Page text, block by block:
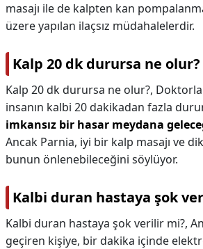
masajı ile de kalpten kan
üzere yapılan ilaçsız müdahalelerdir.
Kalp 20 dk durursa ne olur?
Kalp 20 dk durursa ne olur?,
insanın kalbi 20 dakikadan fazla
imkansız bir hasar meydana
Ancak Parnia, iyi bir kalp masajı ve
bunun önlenebileceğini söylüyor.
Kalbi duran hastaya şok
Kalbi duran hastaya şok verilir mi?,
geçiren kişiye, bir dakika içinde